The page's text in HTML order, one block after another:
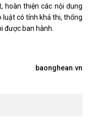
hoàn thiện các nội dung
luật có tính khả thi, thống
được ban hành.
baonghean.vn